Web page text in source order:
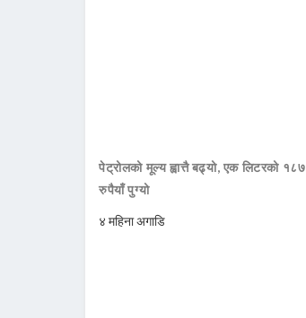
पेट्रोलको मूल्य ह्वात्तै बढ्यो, एक लिटरको १८७
रुपैयाँ पुग्यो
४ महिना अगाडि